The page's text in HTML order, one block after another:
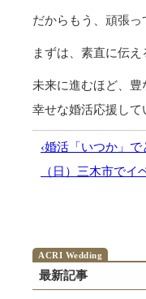
だからもう、頑張っ
まずは、素直に伝え
未来に進むほど、豊
幸せな婚活応援して
‹婚活「いつか」
（日）三木市でイ
最新記事